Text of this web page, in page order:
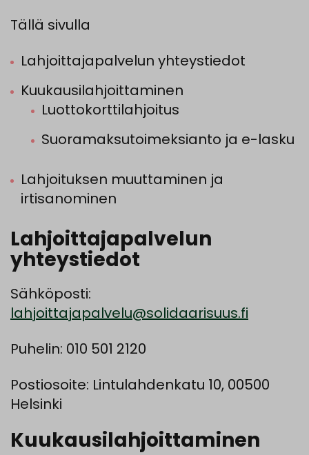
Tällä sivulla
Lahjoittajapalvelun yhteystiedot
Kuukausilahjoittaminen
Luottokorttilahjoitus
Suoramaksutoimeksianto ja e-lasku
Lahjoituksen muuttaminen ja
irtisanominen
Lahjoittajapalvelun
yhteystiedot
Sähköposti:
lahjoittajapalvelu@solidaarisuus.fi
Puhelin: 010 501 2120
Postiosoite: Lintulahdenkatu 10, 00500
Helsinki
Kuukausilahjoittaminen